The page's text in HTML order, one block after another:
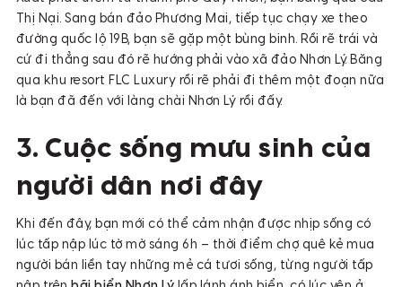
Thị Nại. Sang bán đảo Phương Mai, tiếp tục chạy xe theo
đường quốc lộ 19B, bạn sẽ gặp một bùng binh. Rồi rẽ trái và
cứ đi thẳng sau đó rẽ hướng phải vào xã đảo Nhơn Lý. Băng
qua khu resort FLC Luxury rồi rẽ phải đi thêm một đoạn nữa
là bạn đã đến với làng chài Nhơn Lý rồi đấy.
3. Cuộc sống mưu sinh của
người dân nơi đây
Khi đến đây, bạn mới có thể cảm nhận được nhịp sống có
lúc tấp nập lúc tờ mờ sáng 6h – thời điểm chợ quê kẻ mua
người bán liền tay những mẻ cá tươi sống, từng người tấp